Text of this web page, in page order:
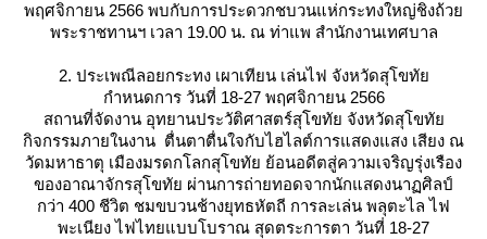
พฤศจิกายน 2566 พบกับการประดวกชบวนแห่กระทงใหญ่ชิงถ้ว
พระราชทานฯ เวลา 19.00 น. ณ ท่าแพ สำนักงานเทศบาล
2. ประเพณีลอยกระทง เผาเทียน เล่นไฟ จังหวัดสุโขทั
กำหนดการ วันที่ 18-27 พฤศจิกายน 2566
สถานที่จัดงาน อุทยานประวัติศาสตร์สุโขทัย จังหวัดสุโขทั
กิจกรรมภายในงาน ตื่นตาตื่นใจกับไฮไลต์การแสดงแสง เสียง ณ
วัดมหาธาตุ เมืองมรดกโลกสุโขทัย ย้อนอดีตสู่ความเจริญรุ่งเรือง
ของอาณาจักรสุโขทัย ผ่านการถ่ายทอดจากนักแสดงนาฏศิลป์
กว่า 400 ชีวิต ชมขบวนช้างยุทธหัตถี การละเล่น พลุตะไล ไฟ
พะเนียง ไฟไทยแบบโบราณ สุดตระการตา วันที่ 18-27